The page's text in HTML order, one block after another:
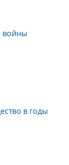
социального
библиотеки,
университета,
и частных
войны
в годы